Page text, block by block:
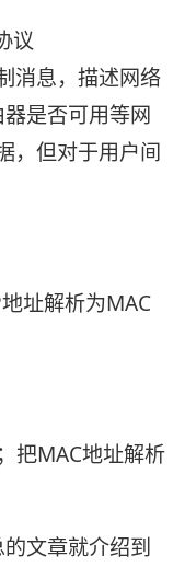
议
消息，描述网络
是否可用等网
，但对于用户间
址解析为MAC
把MAC地址解析
文章就介绍到